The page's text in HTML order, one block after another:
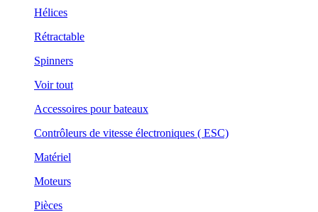
Hélices
Rétractable
Spinners
Voir tout
Accessoires pour bateaux
Contrôleurs de vitesse électroniques ( ESC)
Matériel
Moteurs
Pièces